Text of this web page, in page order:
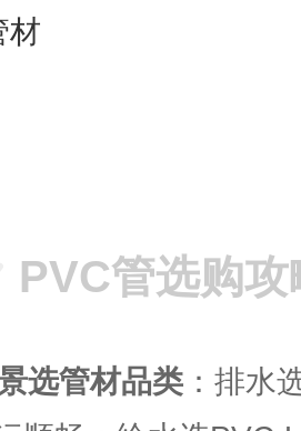
材
PVC管选购
选管材品类 ：排水